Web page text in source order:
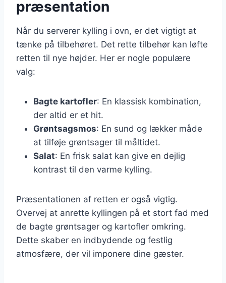
præsentation
Når du serverer kylling i ovn, er det vigtigt at
tænke på tilbehøret. Det rette tilbehør kan løfte
retten til nye højder. Her er nogle populære
valg:
Bagte kartofler: En klassisk kombination,
der altid er et hit.
Grøntsagsmos: En sund og lækker måde
at tilføje grøntsager til måltidet.
Salat: En frisk salat kan give en dejlig
kontrast til den varme kylling.
Præsentationen af retten er også vigtig.
Overvej at anrette kyllingen på et stort fad med
de bagte grøntsager og kartofler omkring.
Dette skaber en indbydende og festlig
atmosfære, der vil imponere dine gæster.